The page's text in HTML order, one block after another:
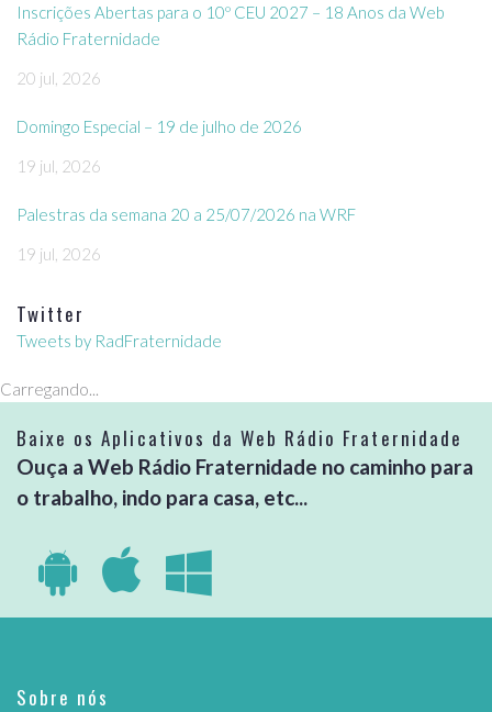
Inscrições Abertas para o 10º CEU 2027 – 18 Anos da Web
Rádio Fraternidade
20 jul, 2026
Domingo Especial – 19 de julho de 2026
19 jul, 2026
Palestras da semana 20 a 25/07/2026 na WRF
19 jul, 2026
Twitter
Tweets by RadFraternidade
Carregando...
Baixe os Aplicativos da Web Rádio Fraternidade
Ouça a Web Rádio Fraternidade no caminho para
o trabalho, indo para casa, etc...
Sobre nós